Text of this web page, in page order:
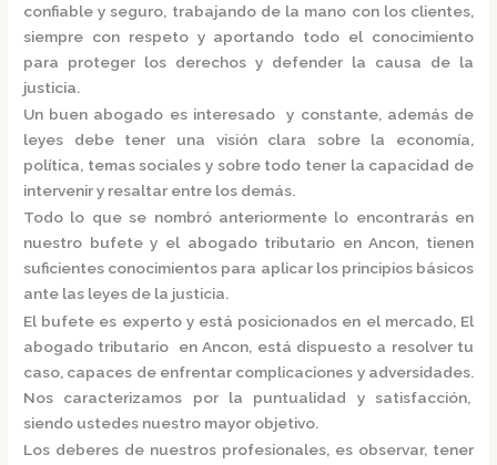
confiable y seguro, trabajando de la mano con los clientes,
siempre con respeto y aportando todo el conocimiento
para proteger los derechos y defender la causa de la
justicia.
Un buen abogado es interesado y constante, además de
leyes debe tener una visión clara sobre la economía,
política, temas sociales y sobre todo tener la capacidad de
intervenir y resaltar entre los demás.
Todo lo que se nombró anteriormente lo encontrarás en
nuestro bufete y el abogado tributario en Ancon, tienen
suficientes conocimientos para aplicar los principios básicos
ante las leyes de la justicia.
El bufete es experto y está posicionados en el mercado, El
abogado tributario en Ancon, está dispuesto a resolver tu
caso, capaces de enfrentar complicaciones y adversidades.
Nos caracterizamos por la puntualidad y satisfacción,
siendo ustedes nuestro mayor objetivo.
Los deberes de nuestros profesionales, es observar, tener